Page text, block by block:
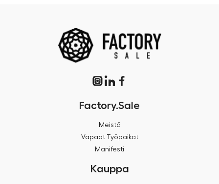
Factory.Sale
Meistä
Vapaat Työpaikat
Manifesti
Kauppa